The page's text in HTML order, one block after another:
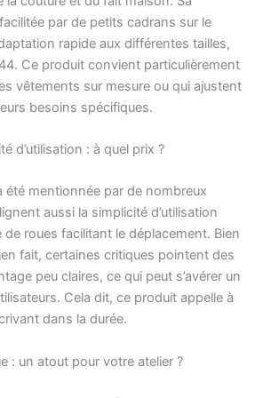
Tour de cou : 37 cm |
Hauteur totale : 203
cm | Taille aux hanches
: 18 cm | Largeur des
épaules : 37 cm | De
l'épaule au mamelon :
vos dimensions avant
par de petits cadrans sur le
rapide aux différentes tailles,
Ce produit convient particulièrement
vêtements sur mesure ou qui ajustent
besoins spécifiques.
d’utilisation : à quel prix ?
été mentionnée par de nombreux
aussi la simplicité d’utilisation
de roues facilitant le déplacement. Bien
fait, certaines critiques pointent des
peu claires, ce qui peut s’avérer un
Cela dit, ce produit appelle à
dans la durée.
: un atout pour votre atelier ?